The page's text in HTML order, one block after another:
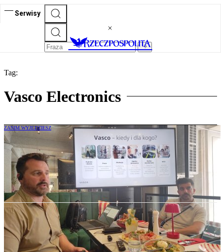
Serwisy
Tag:
Vasco Electronics
ZANIM WYJEDZIESZ
Tłumacz AI polskiej firmy podbija świat.
Działa w 200 krajach bez dodatkowych
kosztów